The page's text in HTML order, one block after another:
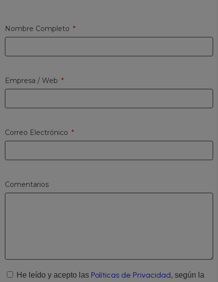
Nombre Completo
Empresa / Web
Correo Electrónico
Comentarios
He leído y acepto las Políticas de Privacidad, según la